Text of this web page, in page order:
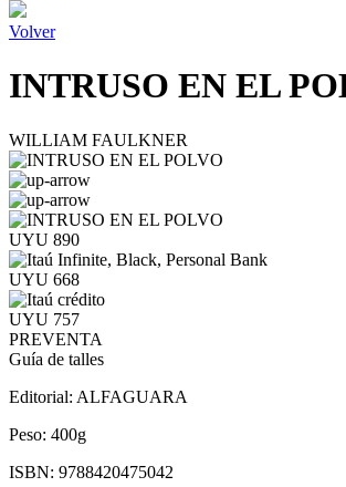
Volver
INTRUSO EN EL
WILLIAM FAULKNER
UYU 890
UYU 668
UYU 757
PREVENTA
Guía de talles
Editorial: ALFAGUARA
Peso: 400g
ISBN: 9788420475042